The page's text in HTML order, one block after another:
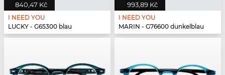
840,47 Kč
I NEED YOU
LUCKY - G65300 blau
993,89 Kč
I NEED YOU
MARIN - G76600 dunkelblau